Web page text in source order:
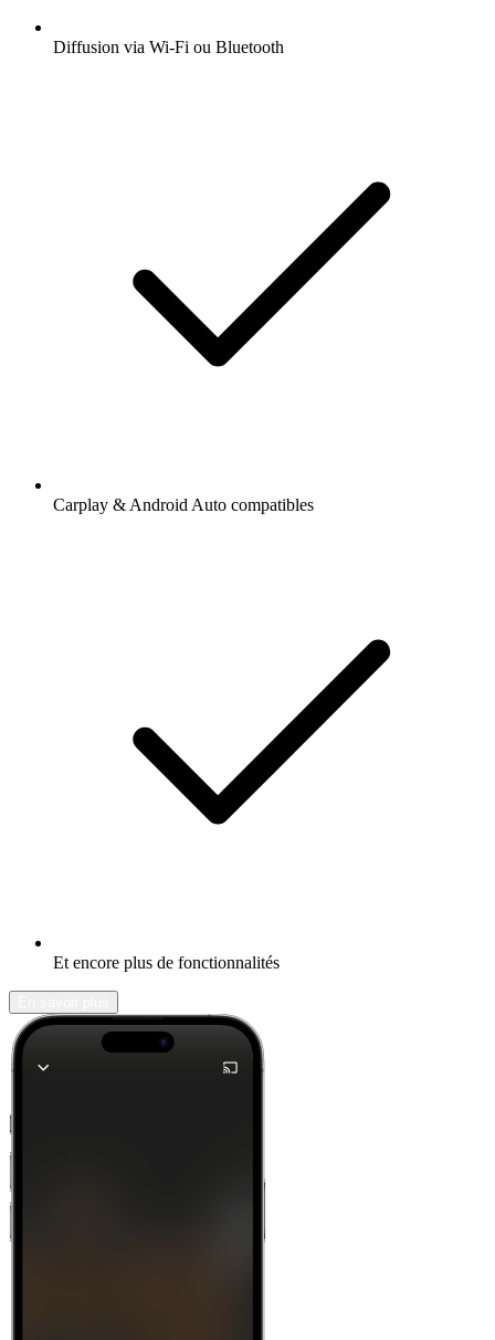
Diffusion via Wi-Fi ou Bluetooth
Carplay & Android Auto compatibles
Et encore plus de fonctionnalités